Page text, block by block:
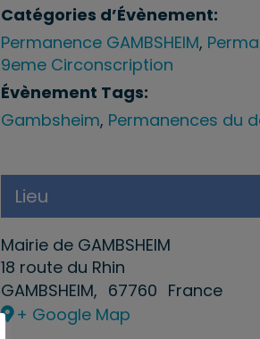
Catégories d’Évènement:
Permanence GAMBSHEIM,
9eme Circonscription
Évènement Tags:
Gambsheim, Permanences du
Lieu
Mairie de GAMBSHEIM
18 route du Rhin
GAMBSHEIM, 67760 France
+ Google Map